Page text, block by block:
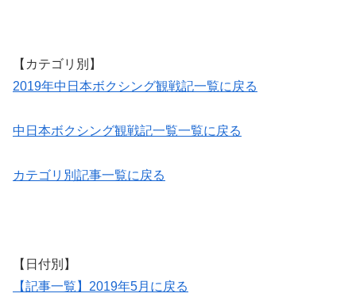
【カテゴリ別】
2019年中日本ボクシング観戦記一覧に戻る
中日本ボクシング観戦記一覧一覧に戻る
カテゴリ別記事一覧に戻る
【日付別】
【記事一覧】2019年5月に戻る